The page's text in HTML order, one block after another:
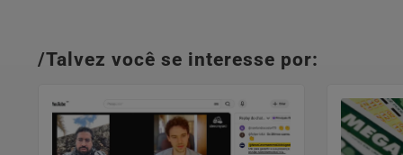
/Talvez você se interesse por: